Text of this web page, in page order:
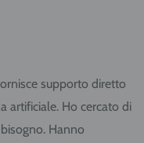
supporto diretto
artificiale. Ho cercato di
Hanno